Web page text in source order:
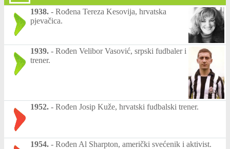
1938. - Rođena Tereza Kesovija, hrvatska
pjevačica.
1939. - Rođen Velibor Vasović, srpski fudbaler i
trener.
1952. - Rođen Josip Kuže, hrvatski fudbalski trener.
1954. - Rođen Al Sharpton, američki svećenik i aktivist.